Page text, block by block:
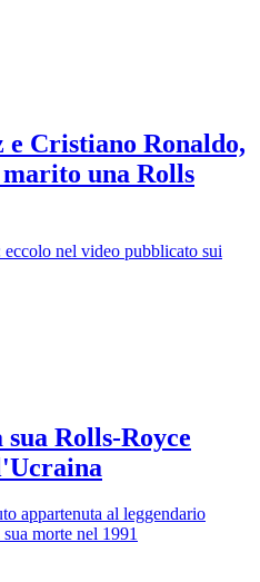
Cristiano Ronaldo,
una Rolls
nel video pubblicato sui
Rolls-Royce
appartenuta al leggendario
morte nel 1991